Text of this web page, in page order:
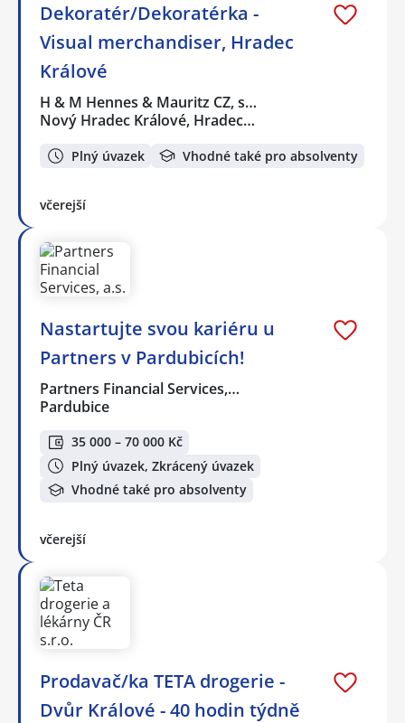
Dekoratér/Dekoratérka -
Visual merchandiser, Hradec
Králové
H & M Hennes & Mauritz CZ, s…
Nový Hradec Králové, Hradec…
Plný úvazek Vhodné také pro absolventy
včerejší
Nastartujte svou kariéru u
Partners v Pardubicích!
Partners Financial Services,…
Pardubice
35 000 – 70 000 Kč
Plný úvazek, Zkrácený úvazek
Vhodné také pro absolventy
včerejší
Prodavač/ka TETA drogerie -
Dvůr Králové - 40 hodin týdně